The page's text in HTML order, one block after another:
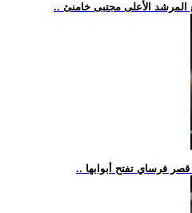
المرشد الأعلى مجتبى خامنئ
قصر فرساي تفتح أبوابها